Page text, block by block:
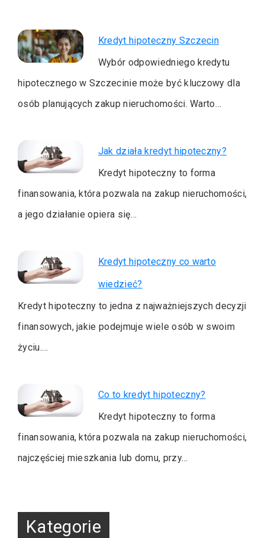
Kredyt hipoteczny Szczecin
Wybór odpowiedniego kredytu
hipotecznego w Szczecinie może być kluczowy dla
osób planujących zakup nieruchomości. Warto…
Jak działa kredyt hipoteczny?
Kredyt hipoteczny to forma
finansowania, która pozwala na zakup nieruchomości,
a jego działanie opiera się…
Kredyt hipoteczny co warto
wiedzieć?
Kredyt hipoteczny to jedna z najważniejszych decyzji
finansowych, jakie podejmuje wiele osób w swoim
życiu.…
Co to kredyt hipoteczny?
Kredyt hipoteczny to forma
finansowania, która pozwala na zakup nieruchomości,
najczęściej mieszkania lub domu, przy…
Kategorie